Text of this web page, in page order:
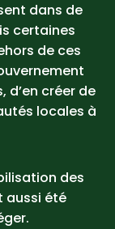
dans de
certaines
de ces
d’en créer de
locales à
des
aussi été